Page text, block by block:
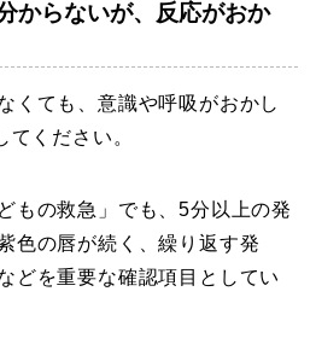
からないが、反応がおか
くても、意識や呼吸がおかし
ください。
もの救急」でも、5分以上の発
色の唇が続く、繰り返す発
どを重要な確認項目としてい